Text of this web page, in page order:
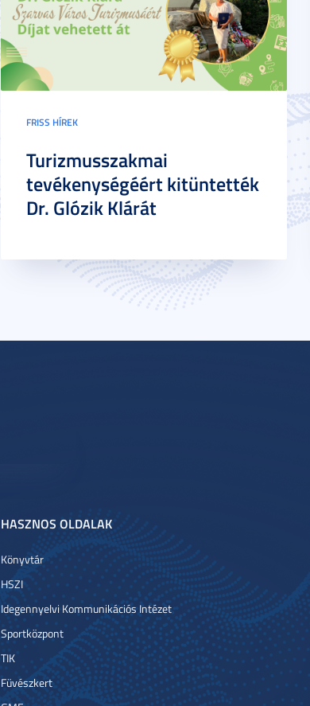
FRISS HÍREK
Turizmusszakmai
tevékenységéért kitüntették
Dr. Glózik Klárát
HASZNOS OLDALAK
Könyvtár
HSZI
Idegennyelvi Kommunikációs Intézet
Sportközpont
TIK
Füvészkert